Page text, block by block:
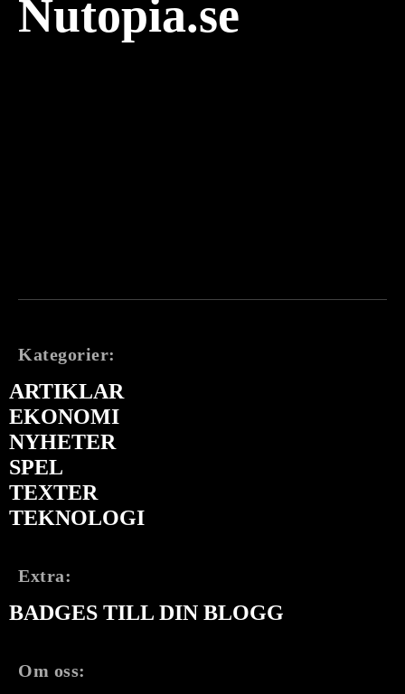
Nutopia.se
Kategorier:
ARTIKLAR
EKONOMI
NYHETER
SPEL
TEXTER
TEKNOLOGI
Extra:
BADGES TILL DIN BLOGG
Om oss: